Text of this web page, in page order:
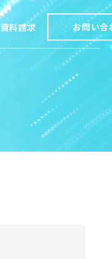
資料請求 お問い合